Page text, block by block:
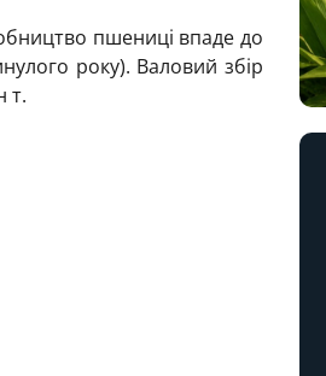
пшениці впаде до
року). Валовий збір
т.